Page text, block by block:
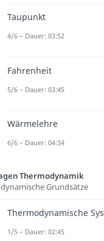
Wir beginnen
Kreisprozesse
Weiter geht es
Carnot-Prozess
Joule-Prozess
das was raus
diesem Grund
wir im nächsten
Taupunkt
4/6 – Dauer: 03:52
Fahrenheit
5/6 – Dauer: 03:45
Wärmelehre
6/6 – Dauer: 04:34
Thermodynamik
Grundsätze
Thermodynamische
1/5 – Dauer: 02:45